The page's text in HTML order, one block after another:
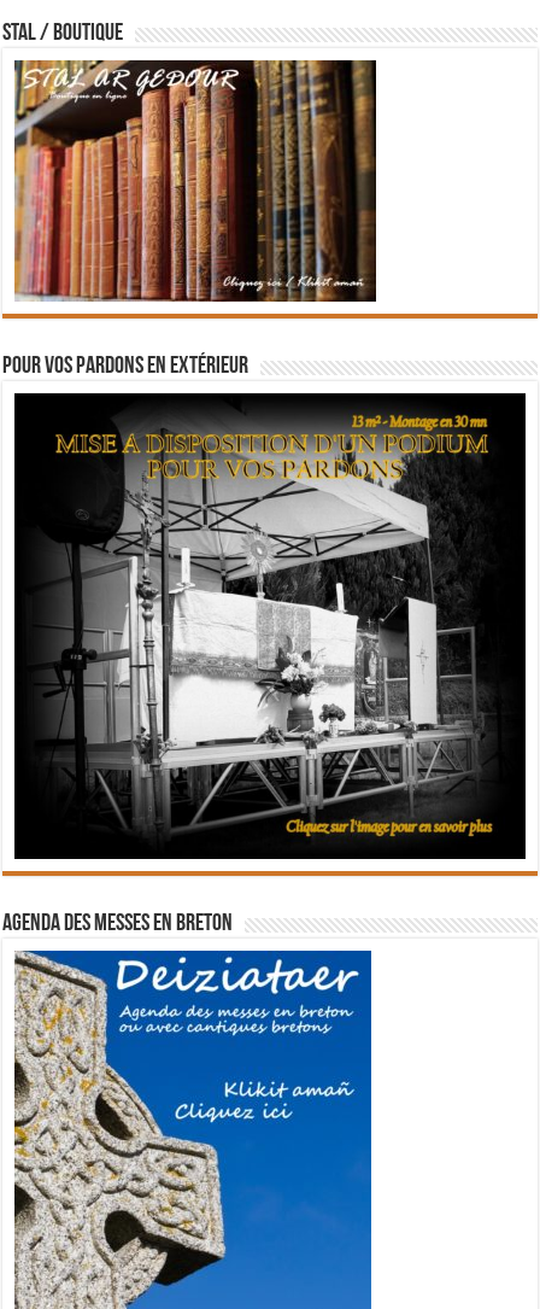
STAL / BOUTIQUE
Pour vos pardons en extérieur
Agenda des messes en breton